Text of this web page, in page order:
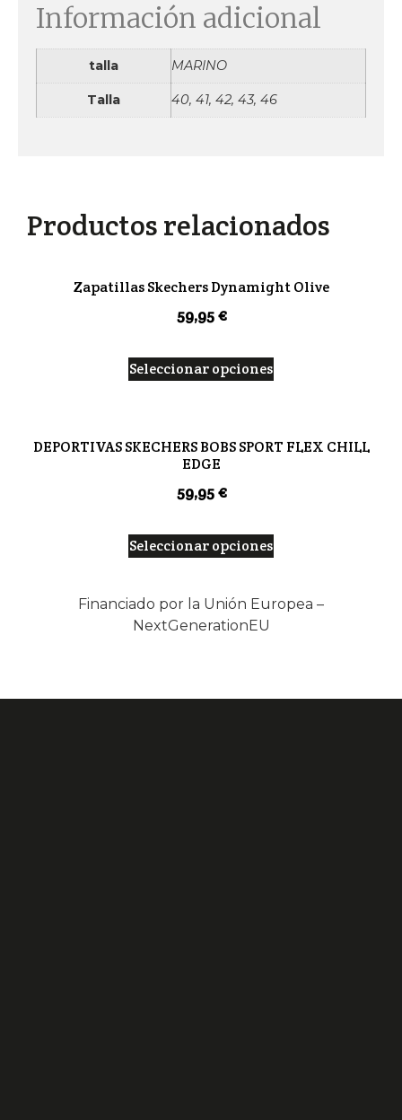
Productos relacionados
Zapatillas Skechers Dynamight Olive
59,95€
Seleccionar opciones
DEPORTIVAS SKECHERS BOBS SPORT FLEX CHILL
EDGE
59,95€
Seleccionar opciones
Información adicional
talla MARINO
Talla 40, 41, 42, 43, 46
Financiado por la Unión Europea –
NextGenerationEU